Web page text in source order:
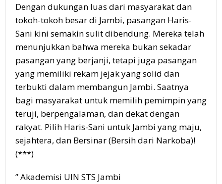
Dengan dukungan luas dari masyarakat dan
tokoh-tokoh besar di Jambi, pasangan Haris-
Sani kini semakin sulit dibendung. Mereka telah
menunjukkan bahwa mereka bukan sekadar
pasangan yang berjanji, tetapi juga pasangan
yang memiliki rekam jejak yang solid dan
terbukti dalam membangun Jambi. Saatnya
bagi masyarakat untuk memilih pemimpin yang
teruji, berpengalaman, dan dekat dengan
rakyat. Pilih Haris-Sani untuk Jambi yang maju,
sejahtera, dan Bersinar (Bersih dari Narkoba)!
(***)
” Akademisi UIN STS Jambi